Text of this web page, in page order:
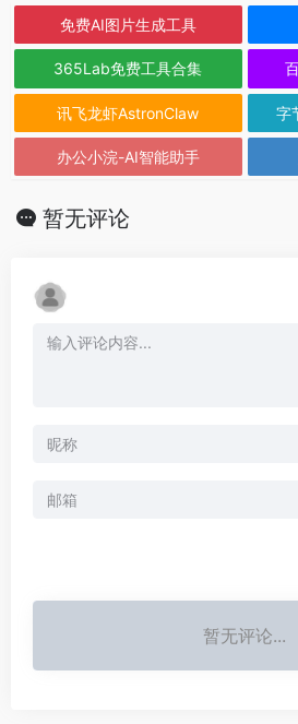
免费AI图片生成工具
365Lab免费工具合集
讯飞龙虾AstronClaw 字
办公小浣-AI智能助手
暂无评论
暂无评论...